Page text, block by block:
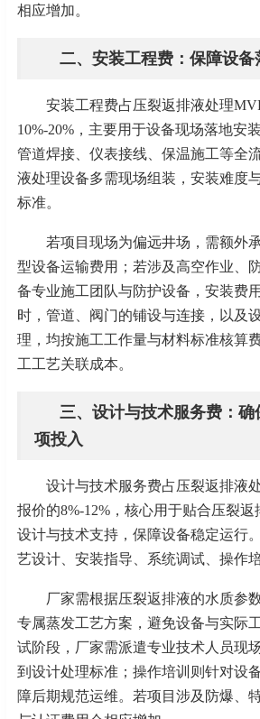
相应增加。
二、安装工程费：保障设备
安装工程费占压裂返排液处理
10%-20%，主要用于设备现场落地安
管道焊接、仪表接线、保温施工等全
液处理设备多需现场组装，安装难度
标准。
若项目现场为偏远井场，需额外
型设备运输费用；若涉及高空作业、
备专业施工团队与防护设备，安装费
时，管道、阀门的铺设与连接，以及
理，均按施工工作量与材料标准核算
工工艺关联成本。
三、设计与技术服务费：
项投入
设计与技术服务费占压裂返排液
报价的8%-12%，核心用于贴合压裂
设计与技术支持，保障设备稳定运行
艺设计、安装指导、系统调试、操作
厂家需根据压裂返排液的水质参
专属蒸发工艺方案，避免设备与实际
试阶段，厂家需派遣专业技术人员现
到设计处理标准；操作培训则针对设
障后期规范运维。若项目涉及防爆、